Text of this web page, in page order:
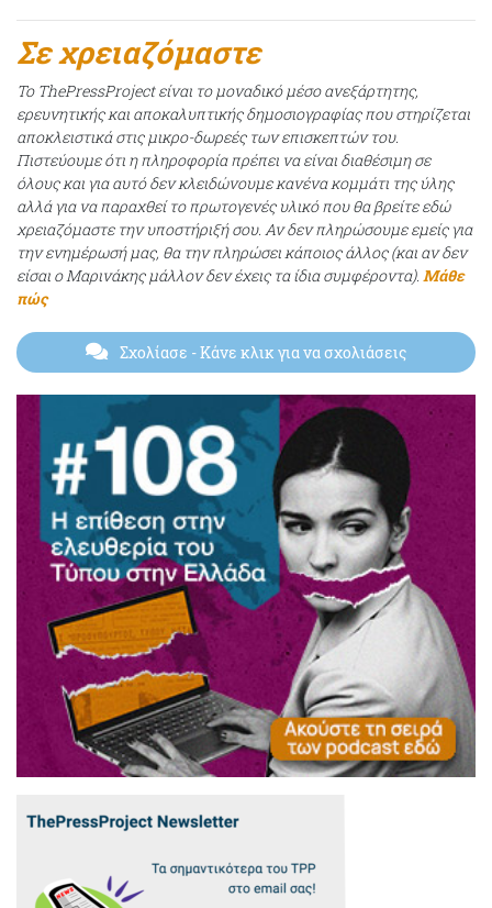
Σε χρειαζόμαστε
Το ThePressProject είναι το μοναδικό μέσο ανεξάρτητης,
ερευνητικής και αποκαλυπτικής δημοσιογραφίας που στηρίζεται
αποκλειστικά στις μικρο-δωρεές των επισκεπτών του.
Πιστεύουμε ότι η πληροφορία πρέπει να είναι διαθέσιμη σε
όλους και για αυτό δεν κλειδώνουμε κανένα κομμάτι της ύλης
αλλά για να παραχθεί το πρωτογενές υλικό που θα βρείτε εδώ
χρειαζόμαστε την υποστήριξή σου. Αν δεν πληρώσουμε εμείς για
την ενημέρωσή μας, θα την πληρώσει κάποιος άλλος (και αν δεν
είσαι ο Μαρινάκης μάλλον δεν έχεις τα ίδια συμφέροντα). Μάθε
πώς
Σχολίασε - Κάνε κλικ για να σχολιάσεις